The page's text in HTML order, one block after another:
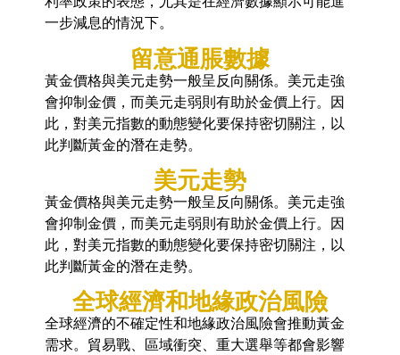
一步減息的情況下。
留意通脹數據
黃金價格與美元走勢一般呈反向關係。美元走強
會抑制金價，而美元走弱則有助於金價上行。因
此，對美元指數的動態變化要保持密切關注，以
此判斷黃金的潛在走勢。
美元走勢
黃金價格與美元走勢一般呈反向關係。美元走強
會抑制金價，而美元走弱則有助於金價上行。因
此，對美元指數的動態變化要保持密切關注，以
此判斷黃金的潛在走勢。
全球經濟和地緣政治風險
全球經濟的不確定性和地緣政治風險會推動黃金
需求。貿易戰、區域衝突、重大選舉等都會影響